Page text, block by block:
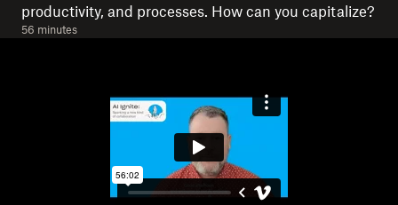
productivity, and processes. How can you capitalize?
56 minutes